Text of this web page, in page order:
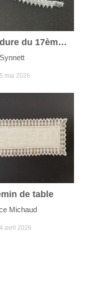
Bordure du 17ème siècle
mai 2026
de table
Michaud
avril 2026